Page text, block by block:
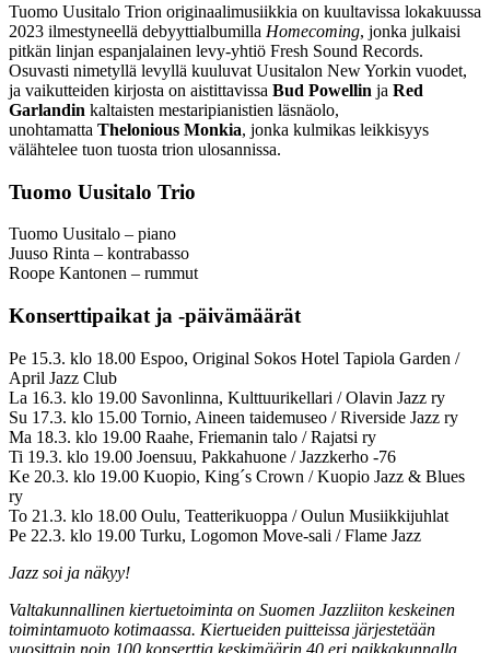
Tuomo Uusitalo Trion originaalimusiikkia on kuultavissa lokakuussa
2023 ilmestyneellä debyyttialbumilla Homecoming, jonka julkaisi
pitkän linjan espanjalainen levy-yhtiö Fresh Sound Records.
Osuvasti nimetyllä levyllä kuuluvat Uusitalon New Yorkin vuodet,
ja vaikutteiden kirjosta on aistittavissa Bud Powellin ja Red
Garlandin kaltaisten mestaripianistien läsnäolo,
unohtamatta Thelonious Monkia, jonka kulmikas leikkisyys
välähtelee tuon tuosta trion ulosannissa.
Tuomo Uusitalo Trio
Tuomo Uusitalo – piano
Juuso Rinta – kontrabasso
Roope Kantonen – rummut
Konserttipaikat ja -päivämäärät
Pe 15.3. klo 18.00 Espoo, Original Sokos Hotel Tapiola Garden /
April Jazz Club
La 16.3. klo 19.00 Savonlinna, Kulttuurikellari / Olavin Jazz ry
Su 17.3. klo 15.00 Tornio, Aineen taidemuseo / Riverside Jazz ry
Ma 18.3. klo 19.00 Raahe, Friemanin talo / Rajatsi ry
Ti 19.3. klo 19.00 Joensuu, Pakkahuone / Jazzkerho -76
Ke 20.3. klo 19.00 Kuopio, King´s Crown / Kuopio Jazz & Blues
ry
To 21.3. klo 18.00 Oulu, Teatterikuoppa / Oulun Musiikkijuhlat
Pe 22.3. klo 19.00 Turku, Logomon Move-sali / Flame Jazz
Jazz soi ja näkyy!
Valtakunnallinen kiertuetoiminta on Suomen Jazzliiton keskeinen
toimintamuoto kotimaassa. Kiertueiden puitteissa järjestetään
vuosittain noin 100 konserttia keskimäärin 40 eri paikkakunnalla.